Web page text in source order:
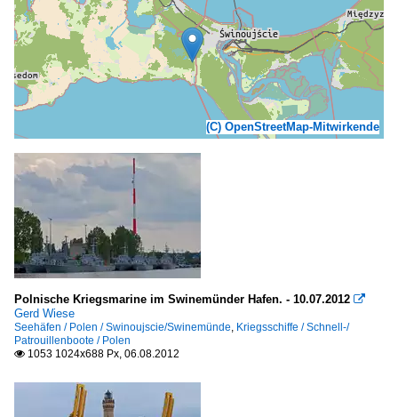
(C) OpenStreetMap-Mitwirkende
Polnische Kriegsmarine im Swinemünder Hafen. - 10.07.2012 
Gerd Wiese
Seehäfen / Polen / Swinoujscie/Swinemünde Kriegsschiffe / Schnell-/
Patrouillenboote / Polen
 1053 1024x688 Px, 06.08.2012